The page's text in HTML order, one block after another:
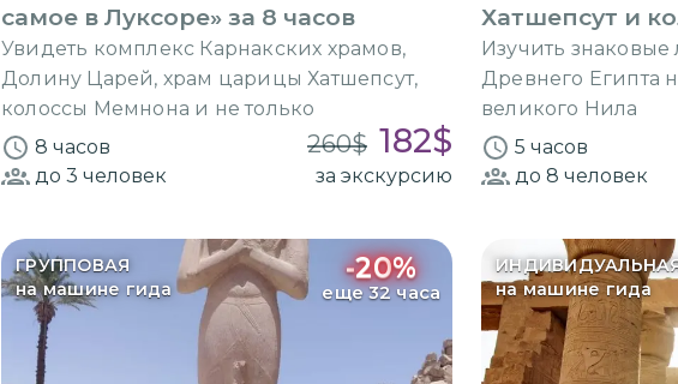
самое в Луксоре» за 8 часов
Увидеть комплекс Карнакских храмов,
Долину Царей, храм царицы Хатшепсут,
колоссы Мемнона и не только
8 часов
260$ 182$
до 3 человек за экскурсию
Хатшепсут и
Изучить
Древнего Египта
великого Нила
5 часов
до 8 человек
ГРУППОВАЯ
на машине гида
-20%
еще 32 часа
на машине гида